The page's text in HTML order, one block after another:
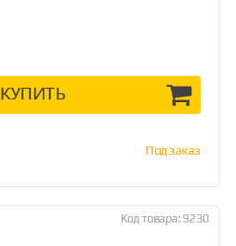
КУПИТЬ
Под заказ
Код товара: 9230